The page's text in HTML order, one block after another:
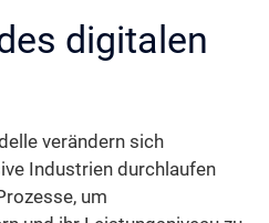
digitalen
verändern sich
Industrien durchlaufen
um